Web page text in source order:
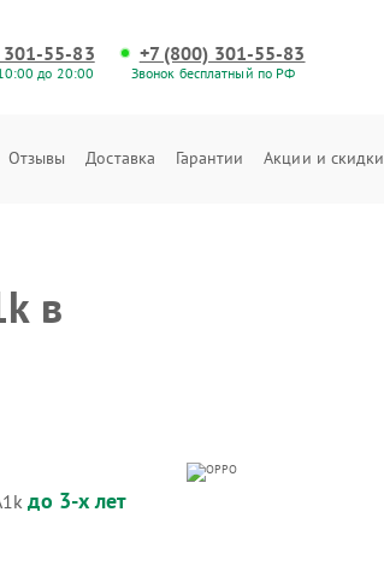
301-55-83
до 20:00
+7 (800) 301-55-83
Звонок бесплатный по РФ
Отзывы Доставка Гарантии Акции и скидки
в
до 3-х лет